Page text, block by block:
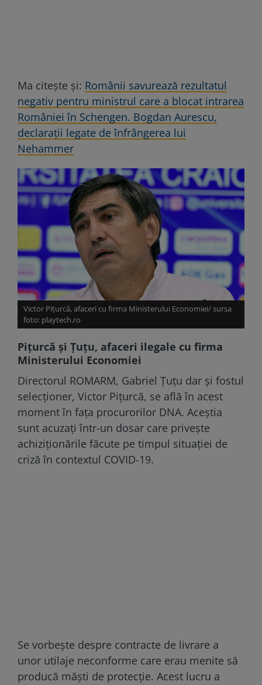
Ma citește și: Românii savurează rezultatul
negativ pentru ministrul care a blocat intrarea
României în Schengen. Bogdan Aurescu,
declarații legate de înfrângerea lui
Nehammer
Victor Pițurcă, afaceri cu firma Ministerului Economiei/ sursa
foto: playtech.ro
Pițurcă și Țuțu, afaceri ilegale cu firma
Ministerului Economiei
Directorul ROMARM, Gabriel Țuțu dar și fostul
selecționer, Victor Pițurcă, se află în acest
moment în fața procurorilor DNA. Aceștia
sunt acuzați într-un dosar care privește
achiziționările făcute pe timpul situației de
criză în contextul COVID-19.
Se vorbește despre contracte de livrare a
unor utilaje neconforme care erau menite să
producă măști de protecție. Acest lucru a